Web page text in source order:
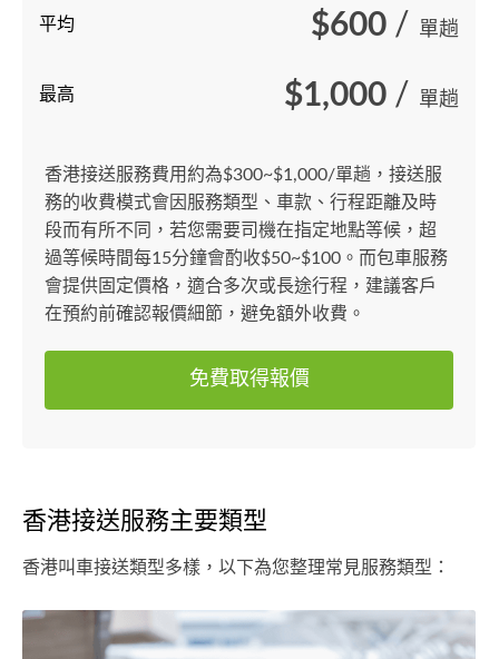
平均 $600 / 單趟
最高 $1,000 / 單趟
香港接送服務費用約為$300~$1,000/單趟，接送服
務的收費模式會因服務類型、車款、行程距離及時
段而有所不同，若您需要司機在指定地點等候，超
過等候時間每15分鐘會酌收$50~$100。而包車服務
會提供固定價格，適合多次或長途行程，建議客戶
在預約前確認報價細節，避免額外收費。
免費取得報價
香港接送服務主要類型
香港叫車接送類型多樣，以下為您整理常見服務類型：